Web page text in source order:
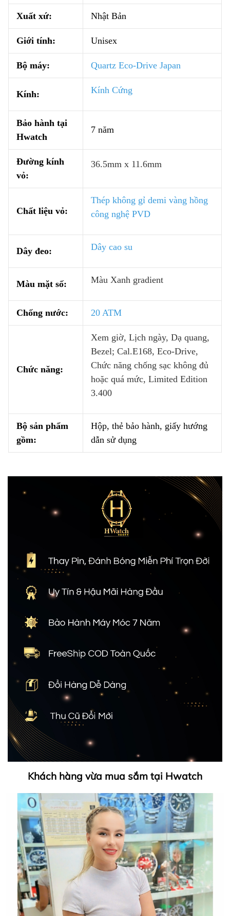
Xuất xứ: Nhật Bản
Giới tính: Unisex
Bộ máy: Quartz Eco-Drive Japan
Kính: Kính Cứng
Bảo hành tại
Hwatch
7 năm
Đường kính
vỏ:
36.5mm x 11.6mm
Chất liệu vỏ:
Thép không gỉ demi vàng hồng
công nghệ PVD
Dây đeo: Dây cao su
Màu mặt số: Màu Xanh gradient
Chống nước: 20 ATM
Chức năng:
Xem giờ, Lịch ngày, Dạ quang,
Bezel; Cal.E168, Eco-Drive,
Chức năng chống sạc không đủ
hoặc quá mức, Limited Edition
3.400
Bộ sản phẩm
gồm:
Hộp, thẻ bảo hành, giấy hướng
dẫn sử dụng
Khách hàng vừa mua sắm tại Hwatch